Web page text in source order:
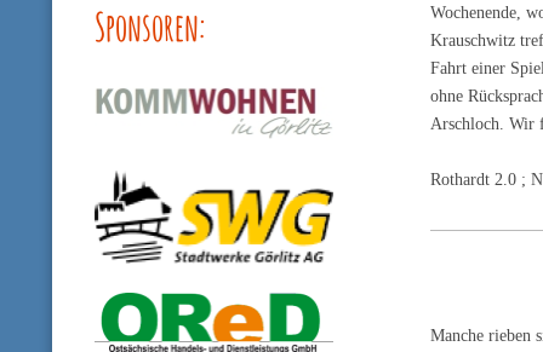
Wochenende,
Krauschwitz
Fahrt einer
ohne
Arschloch. Wir
Rothardt 2.0 ;
Manche rieben
Sponsoren: